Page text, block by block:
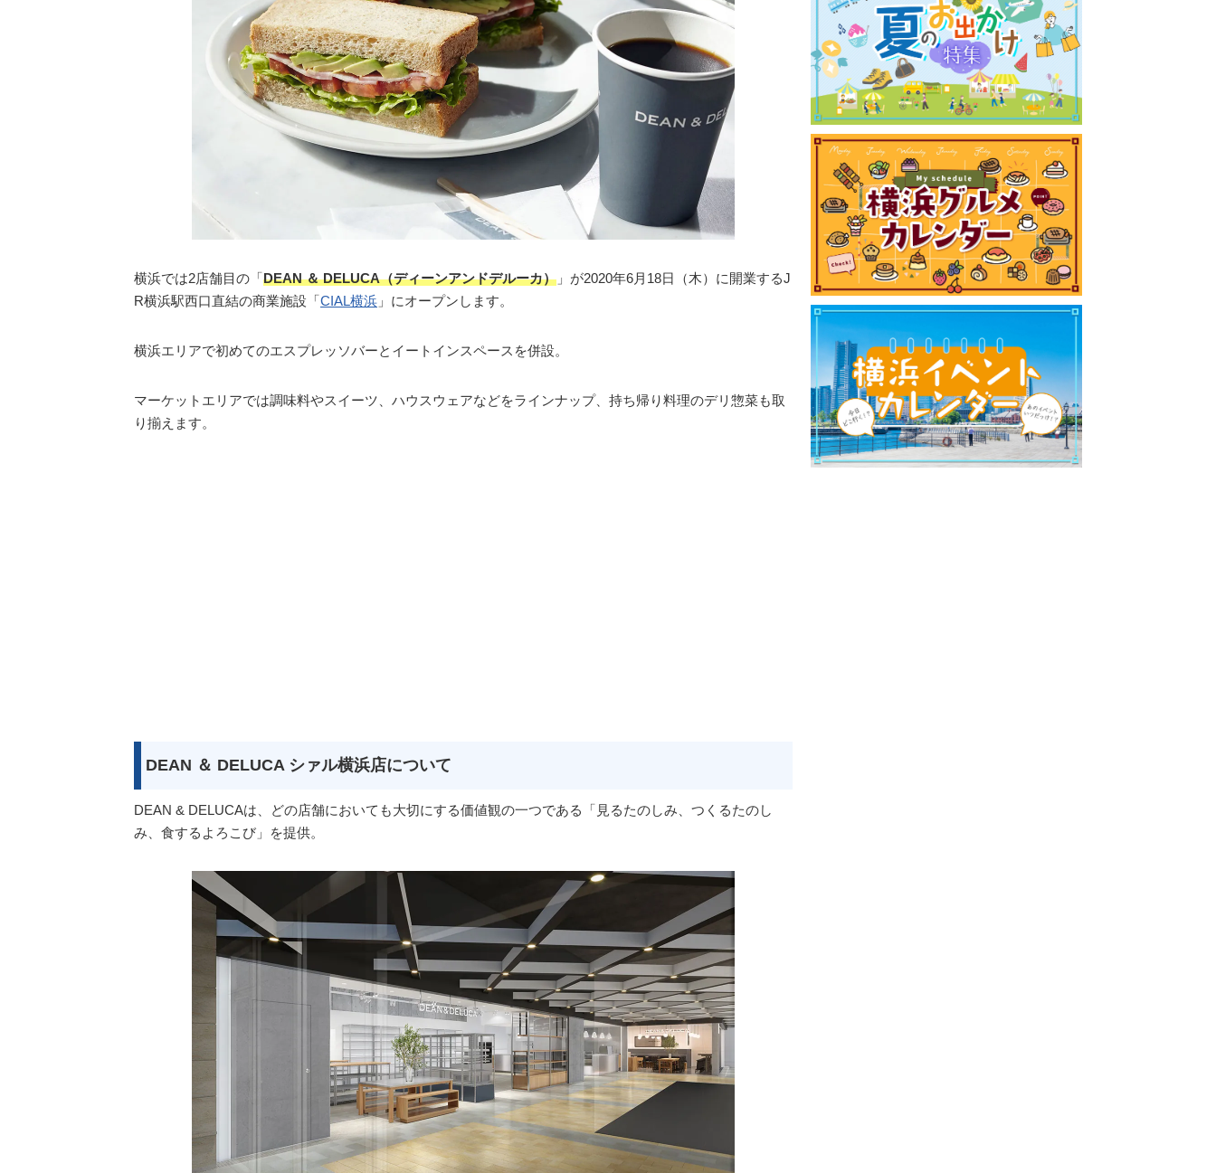
横浜では2店舗目の「DEAN ＆ DELUCA（ディーンアンドデルーカ） 」が2020年6⽉18⽇（⽊）に開業するJ
R横浜駅西口直結の商業施設「CIAL横浜 」にオープンします。
横浜エリアで初めてのエスプレッソバーとイートインスペースを併設。
マーケットエリアでは調味料やスイーツ、ハウスウェアなどをラインナップ、持ち帰り料理のデリ惣菜も取
り揃えます。
DEAN ＆ DELUCA シァル横浜店について
DEAN & DELUCAは、どの店舗においても⼤切にする価値観の⼀つである「⾒るたのしみ、つくるたのし
み、⾷するよろこび」を提供。